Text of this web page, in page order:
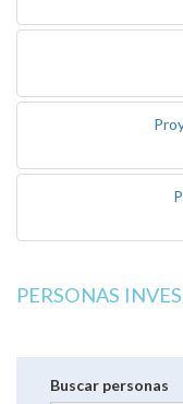
PERSONAS
Buscar personas